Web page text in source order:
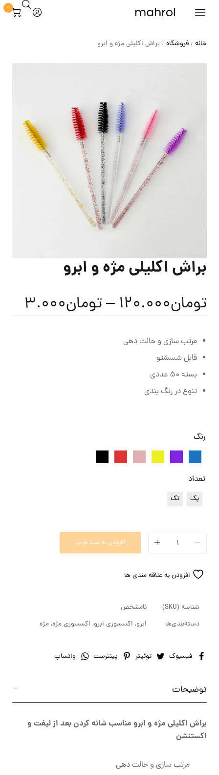
0
خانه / فروشگاه / براش اکلیلی مژه و ابرو
براش اکلیلی مژه و ابرو
تومان120.000
–تومان3.000
مرتب سازی و حالت دهی
قابل شسشتو
بسته 50 عددی
تنوع در رنگ بندی
رنگ
تعداد
پک تک
افزودن به سبد خرید
افزودن به علاقه مندی ها
شناسه (SKU)
نامشخص
دسته‌بندی‌ها
ابرو, اکسسوری ابرو, اکسسوری مژه,مژه
فیسبوک توئیتر پینترست واتساپ
توضیحات
براش اکلیلی مژه و ابرو مناسب شانه کردن بعد از لیفت و
اکستنشن
مرتب سازی و حالت دهی